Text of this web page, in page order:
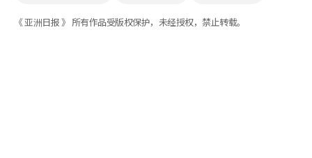
《 亚洲日报 》 所有作品受版权保护，未经授权，禁止转载。